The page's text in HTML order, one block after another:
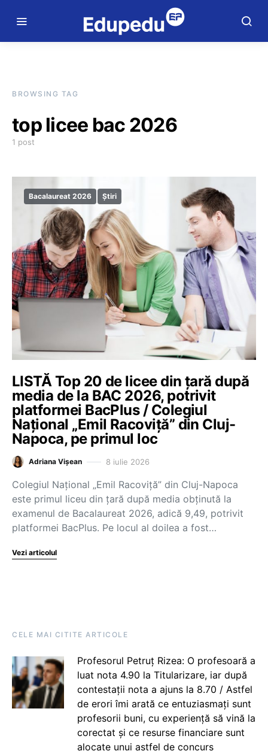
BROWSING TAG
top licee bac 2026
1 post
Bacalaureat 2026 Știri
LISTĂ Top 20 de licee din țară după
media de la BAC 2026, potrivit
platformei BacPlus / Colegiul
Național „Emil Racoviță” din Cluj-
Napoca, pe primul loc
Adriana Vișean 8 iulie 2026
Colegiul Național „Emil Racoviță” din Cluj-Napoca
este primul liceu din țară după media obținută la
examenul de Bacalaureat 2026, adică 9,49, potrivit
platformei BacPlus. Pe locul al doilea a fost…
Vezi articolul
CELE MAI CITITE ARTICOLE
Profesorul Petruț Rizea: O profesoară a
luat nota 4.90 la Titularizare, iar după
contestații nota a ajuns la 8.70 / Astfel
de erori îmi arată ce entuziasmați sunt
profesorii buni, cu experiență să vină la
corectat și ce resurse financiare sunt
alocate unui astfel de concurs